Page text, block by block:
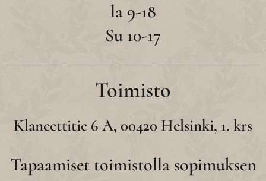
la 9-18
Su 10-17
Toimisto
Klaneettitie 6 A, 00420 Helsinki, 1. krs
Tapaamiset toimistolla sopimuksen